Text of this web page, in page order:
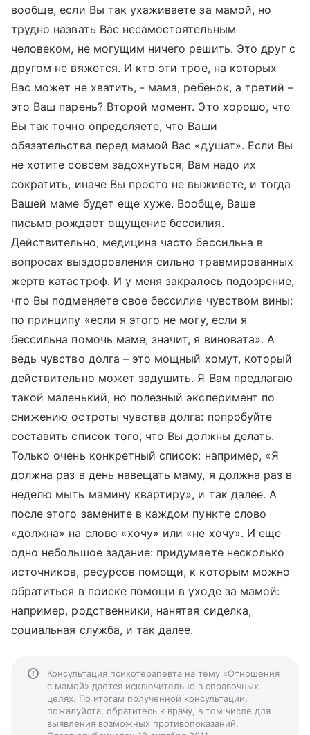
вообще, если Вы так ухаживаете за мамой, но
трудно назвать Вас несамостоятельным
человеком, не могущим ничего решить. Это друг с
другом не вяжется. И кто эти трое, на которых
Вас может не хватить, - мама, ребенок, а третий –
это Ваш парень? Второй момент. Это хорошо, что
Вы так точно определяете, что Ваши
обязательства перед мамой Вас «душат». Если Вы
не хотите совсем задохнуться, Вам надо их
сократить, иначе Вы просто не выживете, и тогда
Вашей маме будет еще хуже. Вообще, Ваше
письмо рождает ощущение бессилия.
Действительно, медицина часто бессильна в
вопросах выздоровления сильно травмированных
жертв катастроф. И у меня закралось подозрение,
что Вы подменяете свое бессилие чувством вины:
по принципу «если я этого не могу, если я
бессильна помочь маме, значит, я виновата». А
ведь чувство долга – это мощный хомут, который
действительно может задушить. Я Вам предлагаю
такой маленький, но полезный эксперимент по
снижению остроты чувства долга: попробуйте
составить список того, что Вы должны делать.
Только очень конкретный список: например, «Я
должна раз в день навещать маму, я должна раз в
неделю мыть мамину квартиру», и так далее. А
после этого замените в каждом пункте слово
«должна» на слово «хочу» или «не хочу». И еще
одно небольшое задание: придумаете несколько
источников, ресурсов помощи, к которым можно
обратиться в поиске помощи в уходе за мамой:
например, родственники, нанятая сиделка,
социальная служба, и так далее.
Консультация психотерапевта на тему «Отношения
с мамой» дается исключительно в справочных
целях. По итогам полученной консультации,
пожалуйста, обратитесь к врачу, в том числе для
выявления возможных противопоказаний.